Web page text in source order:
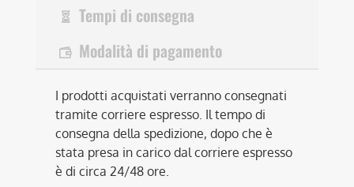
Tempi di consegna
Modalità di pagamento
I prodotti acquistati verranno consegnati
tramite corriere espresso. Il tempo di
consegna della spedizione, dopo che è
stata presa in carico dal corriere espresso
è di circa 24/48 ore.